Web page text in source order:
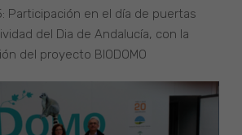
Participación en el día de puertas
del Dia de Andalucía, con la
del proyecto BIODOMO